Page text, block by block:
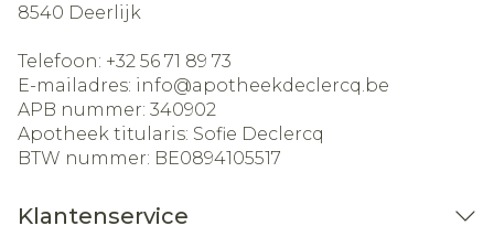
8540 Deerlijk
Telefoon: +32 56 71 89 73
E-mailadres: info@apotheekdeclercq.be
APB nummer: 340902
Apotheek titularis: Sofie Declercq
BTW nummer: BE0894105517
Klantenservice